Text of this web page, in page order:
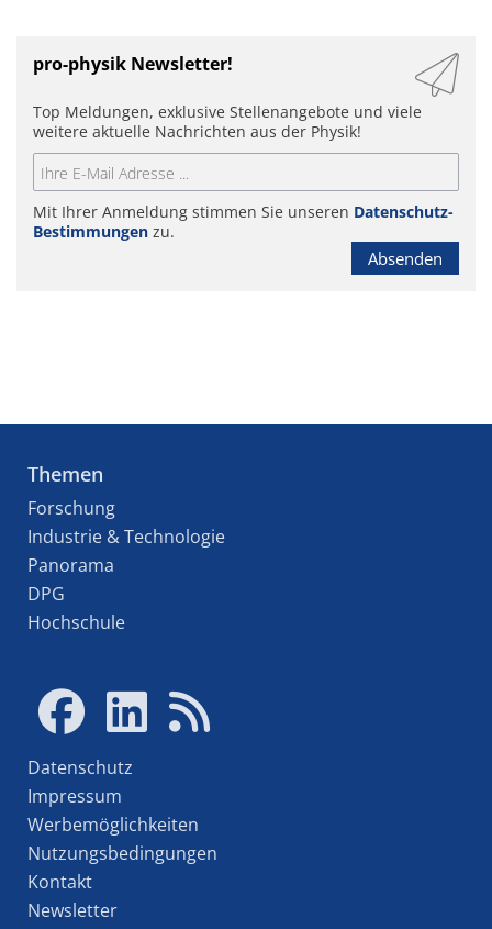
pro-physik Newsletter!
Top Meldungen, exklusive Stellenangebote und viele
weitere aktuelle Nachrichten aus der Physik!
Mit Ihrer Anmeldung stimmen Sie unseren Datenschutz-
Bestimmungen zu.
Absenden
Themen
Forschung
Industrie & Technologie
Panorama
DPG
Hochschule
Datenschutz
Impressum
Werbemöglichkeiten
Nutzungsbedingungen
Kontakt
Newsletter